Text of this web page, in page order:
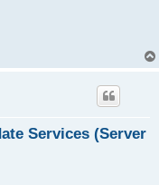
Services (Server